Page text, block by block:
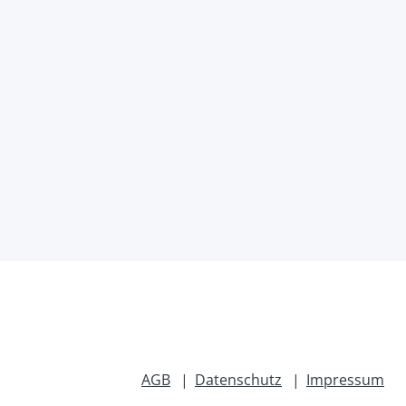
AGB Datenschutz Impressum